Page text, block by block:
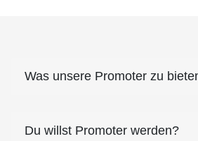
Was unsere Promoter zu
Du willst Promoter werden?